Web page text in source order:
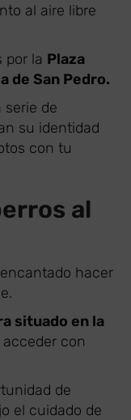
al aire libre
por la Plaza
de San Pedro.
serie de
su identidad
con tu
al
hacer
situado en la
con
de
el cuidado de